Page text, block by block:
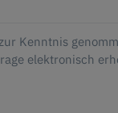
Kenntnis
elektronisch